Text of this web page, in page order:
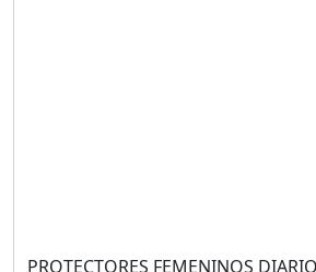
PROTECTORES FEMENINOS